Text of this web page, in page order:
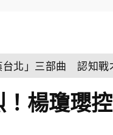
台北」三部曲 認知戰
！楊瓊瓔